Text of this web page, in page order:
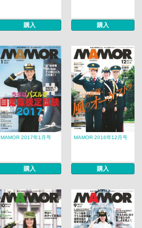
購入 購入
MAMOR 2017年1月号
購入
MAMOR 2016年12月号
購入